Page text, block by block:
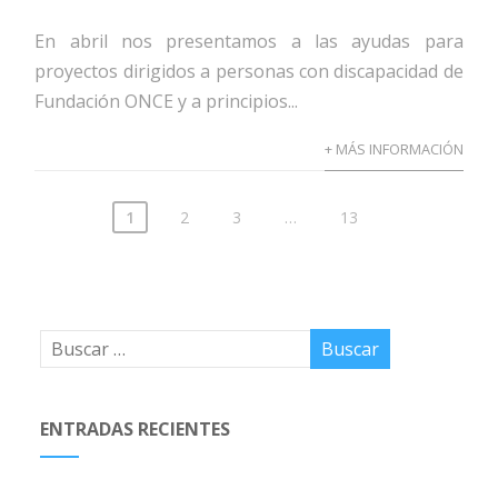
En abril nos presentamos a las ayudas para
proyectos dirigidos a personas con discapacidad de
Fundación ONCE y a principios...
+ MÁS INFORMACIÓN
1 2 3 … 13
ENTRADAS RECIENTES